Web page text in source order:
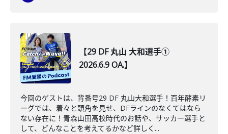
【29 DF 丸山 大和選手①
2026.6.9 OA.】
今回のゲストは、背番号29 DF 丸山大和選手！百年酵素リ
ーグでは、着々と頭角を見せ、DFラインのなくてはなら
ない存在に！青森山田高校時代のお話や、サッカー選手と
して、どんなことを考えてるかなど詳しく...